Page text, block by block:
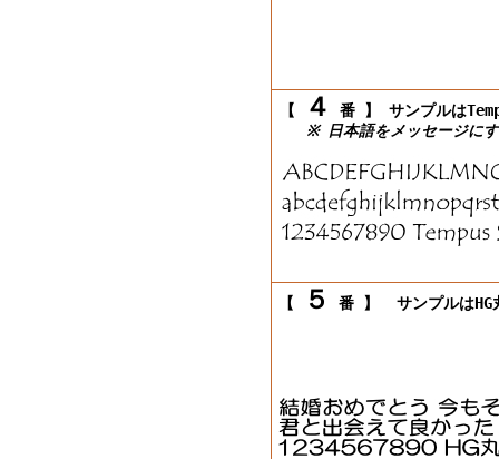
【 ４ 番 】
サンプルは
※ 日本語をメッセージにす
【 ５ 番 】 サンプルはHG